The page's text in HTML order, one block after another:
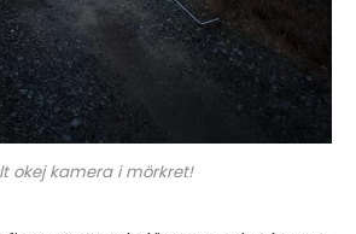
okej kamera i mörkret!